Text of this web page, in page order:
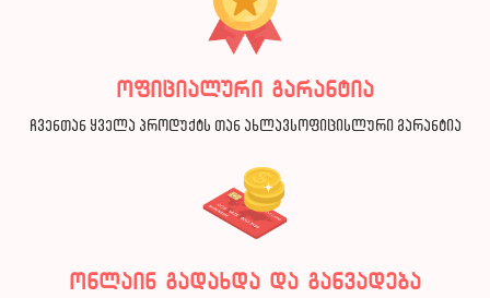
ოფიციალური გარანტია
ჩვენთან ყველა პროდუქტს თან ახლავსოფიცისლური გარანტია
ონლაინ გადახდა და განვადება